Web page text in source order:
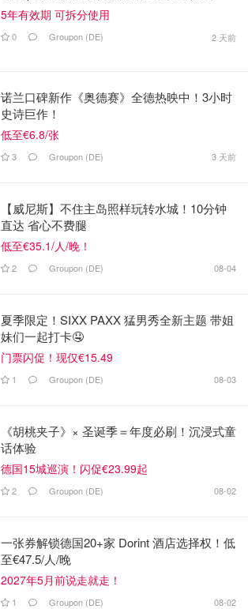
5年有效期 可拆分使用
0 Groupon (DE) 2 天前
诺兰口碑新作《奥德赛》全德热映中！3小时
史诗巨作！
低至€6.8/张
3 Groupon (DE) 3 天前
【威尼斯】不住主岛照样玩转水城！10分钟
直达 省心不费腿
低至€35.1/人/晚！
2 Groupon (DE) 08-04
夏季限定！SIXX PAXX 猛男秀全新主题 带姐
妹们一起打卡🤤
门票闪促！现仅€15.49
1 Groupon (DE) 08-03
《胡桃夹子》× 圣诞季＝年度必刷！沉浸式童
话体验
德国15城巡演！闪促€23.99起
2 Groupon (DE) 08-02
一张券解锁德国20+家 Dorint 酒店选择权！低
至€47.5/人/晚
2027年5月前说走就走！
1 Groupon (DE) 08-02